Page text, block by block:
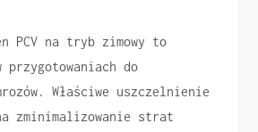
PCV na tryb zimowy to
przygotowaniach do
Właściwe uszczelnienie
zminimalizowanie strat